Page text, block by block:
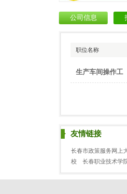
公司信息
职位名称
生产车间操作工
友情链接
长春市政策服务网上
校
长春职业技术学